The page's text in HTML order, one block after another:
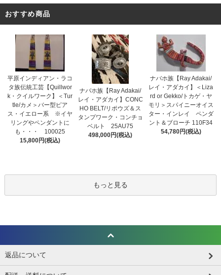
おすすめ商品
平原インディアン・ラコ
タ族伝統工芸【Quillwor
k・クイルワーク】＜Tur
tle/カメ＞バー型ピア
ス・イエロー系 ※イヤ
リングやペンダントに
も・・・ 100025
15,800円(税込)
ナバホ族【Ray Adakai/
レイ・アダカイ】CONC
HO BELT/リポウズ＆ス
タンプワーク・コンチョ
ベルト 25AU75
498,000円(税込)
ナバホ族【Ray Adakai/
レイ・アダカイ】＜Liza
rd or Gekko/トカゲ・ヤ
モリ＞スパイニーオイス
ター・インレイ ペンダ
ント＆ブローチ 110F34
54,780円(税込)
もっと見る
返品について